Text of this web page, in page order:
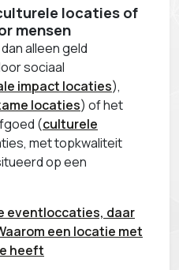
locaties of
mensen
alleen geld
sociaal
impact locaties),
locaties) of het
(culturele
met topkwaliteit
op een
eventloccaties, daar
een locatie met
heeft